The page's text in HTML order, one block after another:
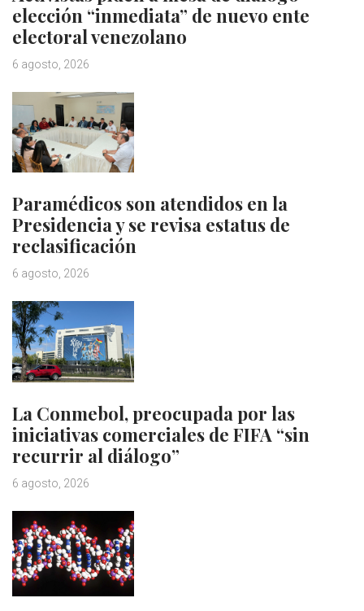
elección “inmediata” de nuevo ente
electoral venezolano
6 agosto, 2026
Paramédicos son atendidos en la
Presidencia y se revisa estatus de
reclasificación
6 agosto, 2026
La Conmebol, preocupada por las
iniciativas comerciales de FIFA “sin
recurrir al diálogo”
6 agosto, 2026